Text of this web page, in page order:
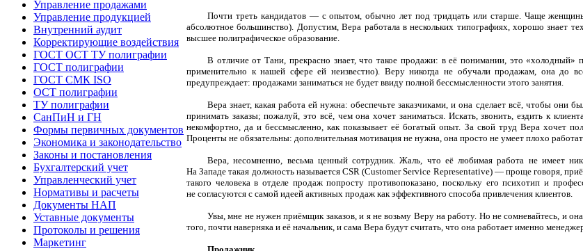
Управление продажами
Управление продукцией
Внутренний аудит
Корректирующие воздействия
ГОСТ ОСТ ТУ полиграфии
ГОСТ полиграфии
ГОСТ СМК ISO
ОСТ полиграфии
ТУ полиграфии
СанПиН и ГН
Формы первичных документов
Экономика и законодательство
Законы и постановления
Бухгалтерский учет
Управленческий учет
Нормативы и расчеты
Документы НАП
Уставные документы
Протоколы и решения
Маркетинг
Почти треть кандидатов — с опытом, обычно лет под тридцать или старше. Чаще
абсолютное большинство). Допустим, Вера работала в нескольких типографиях, хорошо знает
высшее полиграфическое образование.
В отличие от Тани, прекрасно знает, что такое продажи: в её понимании, это «холодный»
применительно к нашей сфере ей неизвестно). Веру никогда не обучали продажам, она до
предупреждает: продажами заниматься не будет ввиду полной бессмысленности этого занятия.
Вера знает, какая работа ей нужна: обеспечьте заказчиками, и она сделает всё, чтобы они
принимать заказы; пожалуй, это всё, чем она хочет заниматься. Искать, звонить, ездить к
некомфортно, да и бессмысленно, как показывает её богатый опыт. За свой труд Вера хочет
Проценты не обязательны: дополнительная мотивация не нужна, она просто не умеет плохо
Вера, несомненно, весьма ценный сотрудник. Жаль, что её любимая работа не имеет
На Западе такая должность называется CSR (Customer Service Representative) — проще говоря,
такого человека в отделе продаж попросту противопоказано, поскольку его психотип и
не согласуются с самой идеей активных продаж как эффективного способа привлечения клиентов.
Увы, мне не нужен приёмщик заказов, и я не возьму Веру на работу. Но не сомневайтесь, и
того, почти наверняка и её начальник, и сама Вера будут считать, что она работает именно